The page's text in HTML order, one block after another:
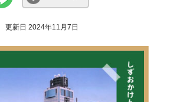
更新日 2024年11月7日